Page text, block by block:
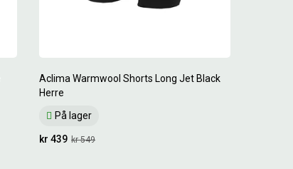
Aclima Warmwool Shorts Long Jet Black
Herre
På lager
kr 549
kr 439